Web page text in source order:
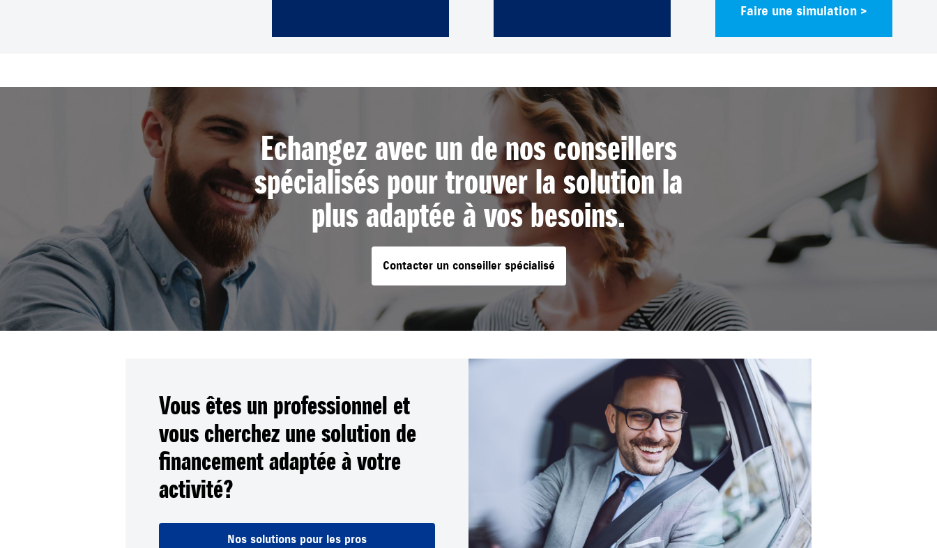
Faire une simulation >
Echangez avec un de nos conseillers
spécialisés pour trouver la solution la
plus adaptée à vos besoins.
Contacter un conseiller spécialisé
Vous êtes un professionnel et
vous cherchez une solution de
financement adaptée à votre
activité ?
Nos solutions pour les pros